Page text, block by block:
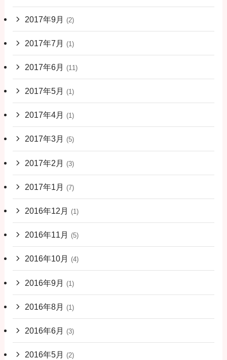
2017年9月 (2)
2017年7月 (1)
2017年6月 (11)
2017年5月 (1)
2017年4月 (1)
2017年3月 (5)
2017年2月 (3)
2017年1月 (7)
2016年12月 (1)
2016年11月 (5)
2016年10月 (4)
2016年9月 (1)
2016年8月 (1)
2016年6月 (3)
2016年5月 (2)